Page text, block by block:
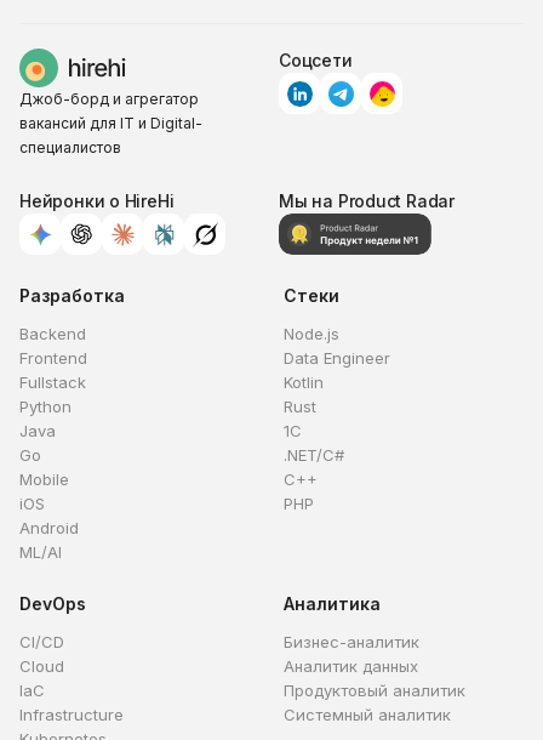
Джоб-борд и агрегатор
вакансий для IT и Digital-
специалистов
Соцсети
Нейронки о HireHi Мы на Product Radar
Разработка
Backend
Frontend
Fullstack
Python
Java
Go
Mobile
iOS
Android
ML/AI
Стеки
Node.js
Data Engineer
Kotlin
Rust
1C
.NET/C#
C++
PHP
DevOps
CI/CD
Cloud
IaC
Infrastructure
Аналитика
Бизнес-аналитик
Аналитик данных
Продуктовый аналитик
Системный аналитик